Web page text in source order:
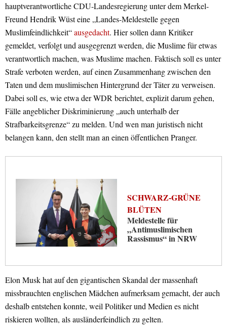
hauptverantwortliche CDU-Landesregierung unter dem Merkel-
Freund Hendrik Wüst eine „Landes-Meldestelle gegen
Muslimfeindlichkeit“ausgedacht. Hier sollen dann Kritiker
gemeldet, verfolgt und ausgegrenzt werden, die Muslime für etwas
verantwortlich machen, was Muslime machen. Faktisch soll es unter
Strafe verboten werden, auf einen Zusammenhang zwischen den
Taten und dem muslimischen Hintergrund der Täter zu verweisen.
Dabei soll es, wie etwa der WDR berichtet, explizit darum gehen,
Fälle angeblicher Diskriminierung „auch unterhalb der
Strafbarkeitsgrenze“ zu melden. Und wen man juristisch nicht
belangen kann, den stellt man an einen öffentlichen Pranger.
SCHWARZ-GRÜNE
BLÜTEN
Meldestelle für
„Antimuslimischen
Rassismus“ in NRW
Elon Musk hat auf den gigantischen Skandal der massenhaft
missbrauchten englischen Mädchen aufmerksam gemacht, der auch
deshalb entstehen konnte, weil Politiker und Medien es nicht
riskieren wollten, als ausländerfeindlich zu gelten.